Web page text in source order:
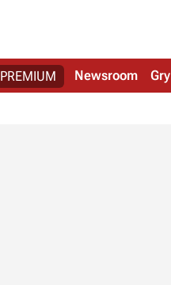
PREMIUM Newsroom Gry